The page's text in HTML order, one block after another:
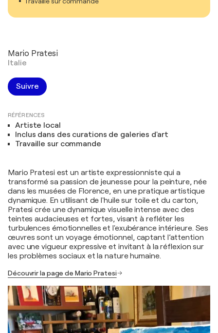
Mario Pratesi
Italie
Suivre
RÉFÉRENCES
Artiste local
Inclus dans des curations de galeries d'art
Travaille sur commande
Mario Pratesi est un artiste expressionniste qui a
transformé sa passion de jeunesse pour la peinture, née
dans les musées de Florence, en une pratique artistique
dynamique. En utilisant de l'huile sur toile et du carton,
Pratesi crée une dynamique visuelle intense avec des
teintes audacieuses et fortes, visant à refléter les
turbulences émotionnelles et l'exubérance intérieure. Ses
œuvres sont un voyage émotionnel, captant l’attention
avec une vigueur expressive et invitant à la réflexion sur
les problèmes sociaux et la nature humaine.
Découvrir la page de Mario Pratesi